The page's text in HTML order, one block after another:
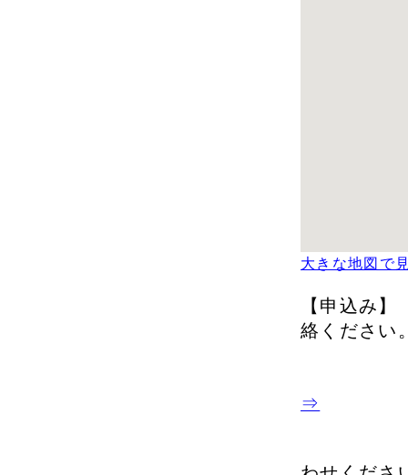
大きな地図で
【申込み
絡ください
⇒